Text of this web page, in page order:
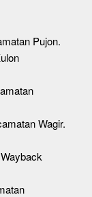
Pujon.
Wagir.